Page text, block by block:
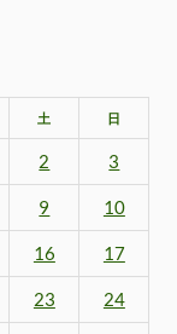
土 日
2 3
9 10
16 17
23 24